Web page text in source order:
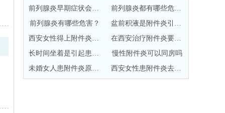
前列腺炎早期症状会有哪些？
前列腺炎都有哪些危害，严重吗？
前列腺炎有哪些危害？
盆前积液是附件炎引起的吗
西安女性得上附件炎的原因有哪些
在西安治疗附件炎要花多少钱
长时间坐着是引起患附件炎的原因
慢性附件炎可以同房吗
未婚女人患附件炎原因有哪些
西安女性患附件炎去哪看比较好